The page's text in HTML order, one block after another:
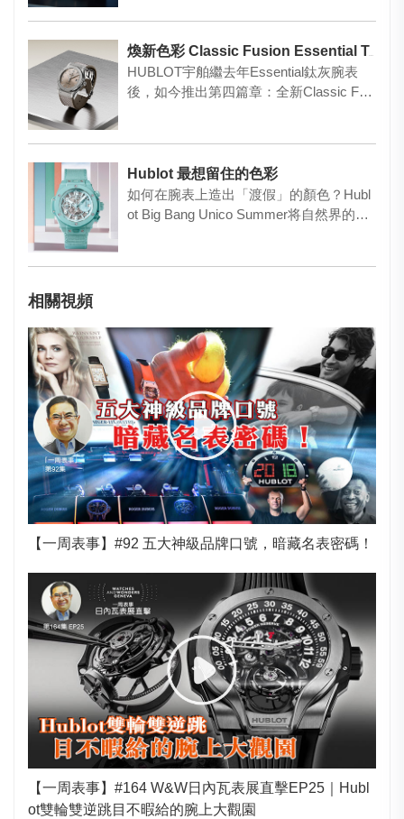
煥新色彩 Classic Fusion Essential Taupe
HUBLOT宇舶繼去年Essential鈦灰腕表
後，如今推出第四篇章：全新Classic Fusi
Hublot 最想留住的色彩
如何在腕表上造出「渡假」的顏色？Hubl
ot Big Bang Unico Summer将自然界的
相關視頻
【一周表事】#92 五大神級品牌口號，暗藏名表密碼！
【一周表事】#164 W&W日內瓦表展直擊EP25｜Hubl
ot雙輪雙逆跳目不暇給的腕上大觀園